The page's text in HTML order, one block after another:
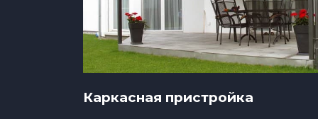
Каркасная пристройка